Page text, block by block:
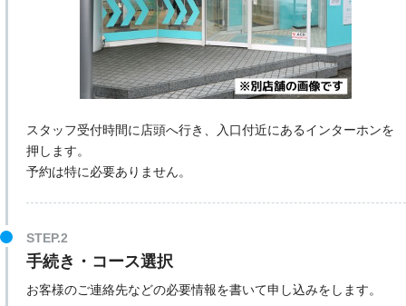
スタッフ受付時間に店頭へ行き、入口付近にあるインターホンを
押します。
予約は特に必要ありません。
STEP.2
手続き・コース選択
お客様のご連絡先などの必要情報を書いて申し込みをします。